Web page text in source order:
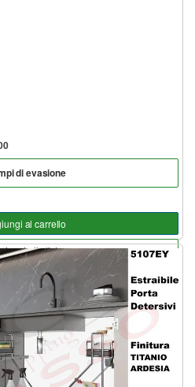
di evasione
al carrello
alla lista